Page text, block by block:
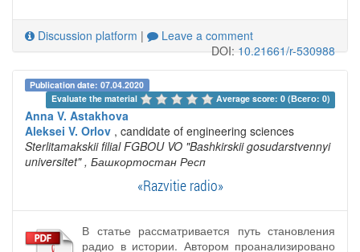
Discussion platform |
Leave a comment
DOI:10.21661/r-530988
Publication date: 07.04.2020
Evaluate the material
Average score: 0 (Всего: 0)
Anna V. Astakhova
Aleksei V. Orlov , candidate of engineering sciences
Sterlitamakskii filial FGBOU VO "Bashkirskii gosudarstvennyi
universitet" , Башкортостан Респ
«Razvitie radio»
В статье рассматривается путь становления
радио в истории. Автором проанализировано